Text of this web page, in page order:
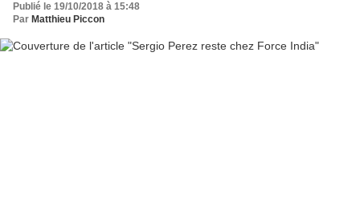
Publié le 19/10/2018 à 15:48
Par Matthieu Piccon